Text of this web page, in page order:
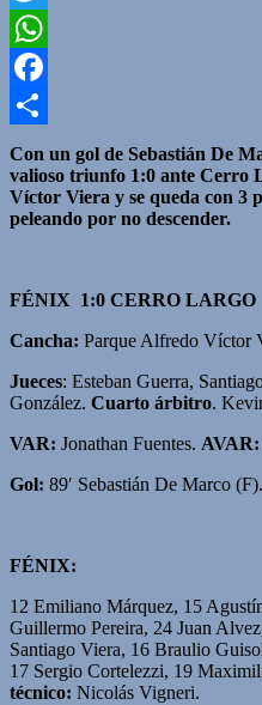
Twitter
WhatsApp
Facebook
Compartir
Con un gol de Sebastián De
valioso triunfo 1:0 ante Cerro
Víctor Viera y se queda con 3
peleando por no descender.
FÉNIX 1:0 CERRO LARGO
Cancha: Parque Alfredo Víctor
Jueces: Esteban Guerra,
González. Cuarto árbitro.
VAR: Jonathan Fuentes. AVAR:
Gol: 89′ Sebastián De Marco (F).
FÉNIX:
12 Emiliano Márquez, 15
Guillermo Pereira, 24 Juan
Santiago Viera, 16 Braulio
17 Sergio Cortelezzi, 19
técnico: Nicolás Vigneri.